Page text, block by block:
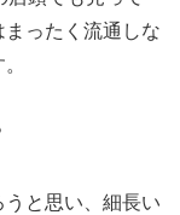
ったく流通しな
と思い、細長い